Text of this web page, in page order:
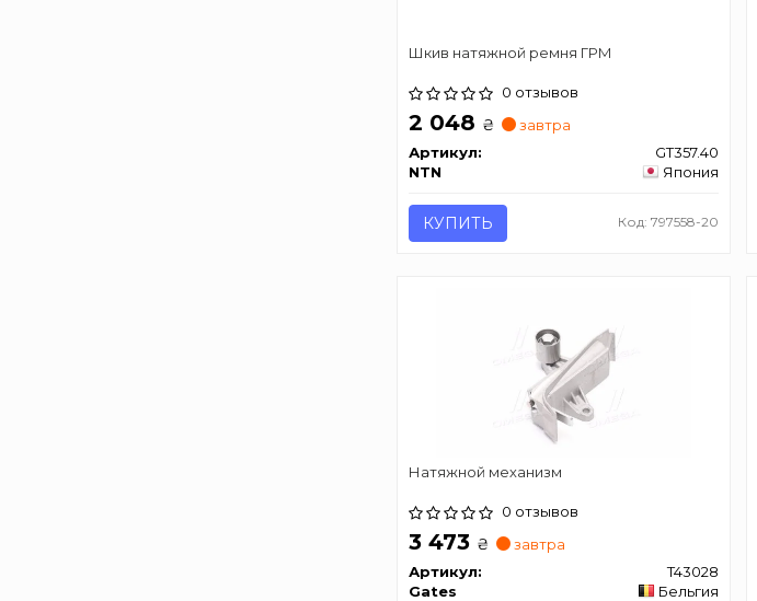
Шкив натяжной ремня ГРМ
0 отзывов
2 048 ₴
завтра
Артикул:
GT357.40
NTN
Япония
КУПИТЬ Код: 797558-20
Натяжной механизм
0 отзывов
3 473 ₴
завтра
Артикул:
T43028
Gates
Бельгия